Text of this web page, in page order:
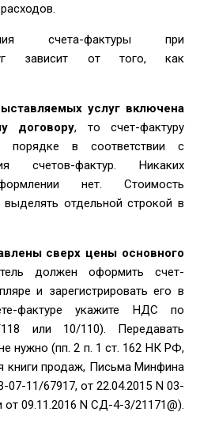
счета-фактуры при
зависит от того, как
услуг включена
договору, то счет-фактуру
в соответствии с
счетов-фактур. Никаких
нет. Стоимость
выделять отдельной строкой в
сверх цены основного
должен оформить счет-
и зарегистрировать его в
фактуре укажите НДС по
или 10/110). Передавать
нужно (пп. 2 п. 1 ст. 162 НК РФ,
книги продаж, Письма Минфина
07-11/67917, от 22.04.2015 N 03-
09.11.2016 N СД-4-3/21171@).